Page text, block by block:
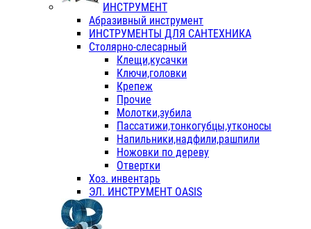
ИНСТРУМЕНТ
Абразивный инструмент
ИНСТРУМЕНТЫ ДЛЯ САНТЕХНИКА
Столярно-слесарный
Клещи,кусачки
Ключи,головки
Крепеж
Прочие
Молотки,зубила
Пассатижи,тонкогубцы,утконосы
Напильники,надфили,рашпили
Ножовки по дереву
Отвертки
Хоз. инвентарь
ЭЛ. ИНСТРУМЕНТ OASIS